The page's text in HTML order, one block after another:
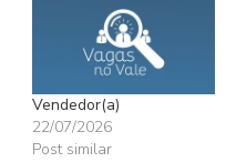
Vendedor(a)
22/07/2026
Post similar